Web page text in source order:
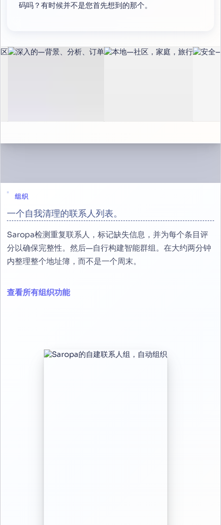
码吗？有时候并不是您首先想到的那个。
组织
一个自我清理的联系人列表。
Saropa检测重复联系人，标记缺失信息，并为每个条目评
分以确保完整性。然后—自行构建智能群组。在大约两分钟
内整理整个地址簿，而不是一个周末。
查看所有组织功能